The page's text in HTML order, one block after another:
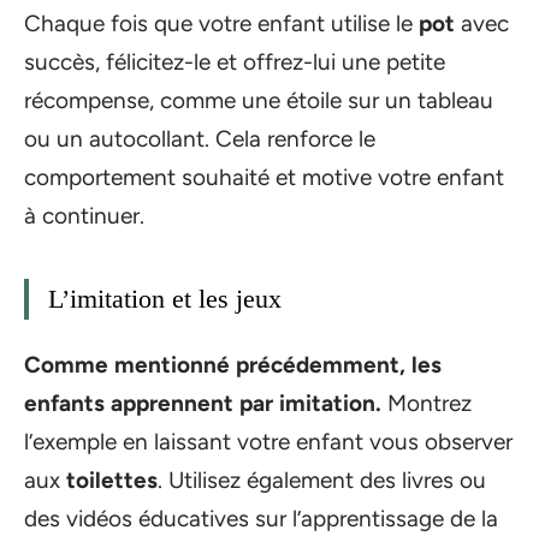
Chaque fois que votre enfant utilise le pot avec
succès, félicitez-le et offrez-lui une petite
récompense, comme une étoile sur un tableau
ou un autocollant. Cela renforce le
comportement souhaité et motive votre enfant
à continuer.
L’imitation et les jeux
Comme mentionné précédemment, les
enfants apprennent par imitation. Montrez
l’exemple en laissant votre enfant vous observer
aux toilettes. Utilisez également des livres ou
des vidéos éducatives sur l’apprentissage de la